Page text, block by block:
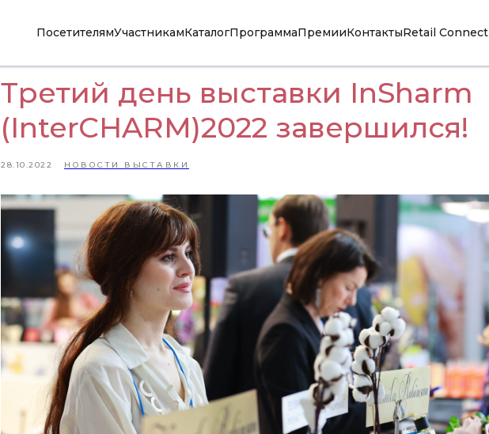
ПосетителямУчастникамКаталогПрограммаПремииКонтактыRetail Connect
Третий день выставки InSharm
(InterCHARM)2022 завершился!
28.10.2022 НОВОСТИ ВЫСТАВКИ